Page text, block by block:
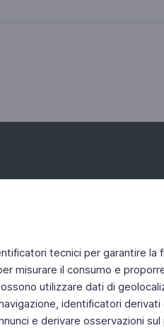
tecnici per garantire la
misurare il consumo e
utilizzare dati di
identificatori
e derivare osservazioni